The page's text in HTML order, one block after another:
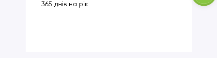
365 днів на рік